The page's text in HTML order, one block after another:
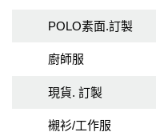
POLO素面.訂製
廚師服
現貨. 訂製
襯衫/工作服